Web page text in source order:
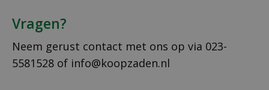
Vragen?
Neem gerust contact met ons op via 023-
5581528 of info@koopzaden.nl